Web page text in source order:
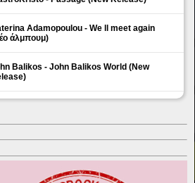
Adamopoulou - We ll meet again
άλμπουμ)
Balikos - John Balikos World (New